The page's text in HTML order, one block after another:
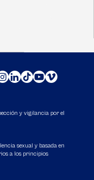
y vigilancia por el
sexual y basada en
a los principios